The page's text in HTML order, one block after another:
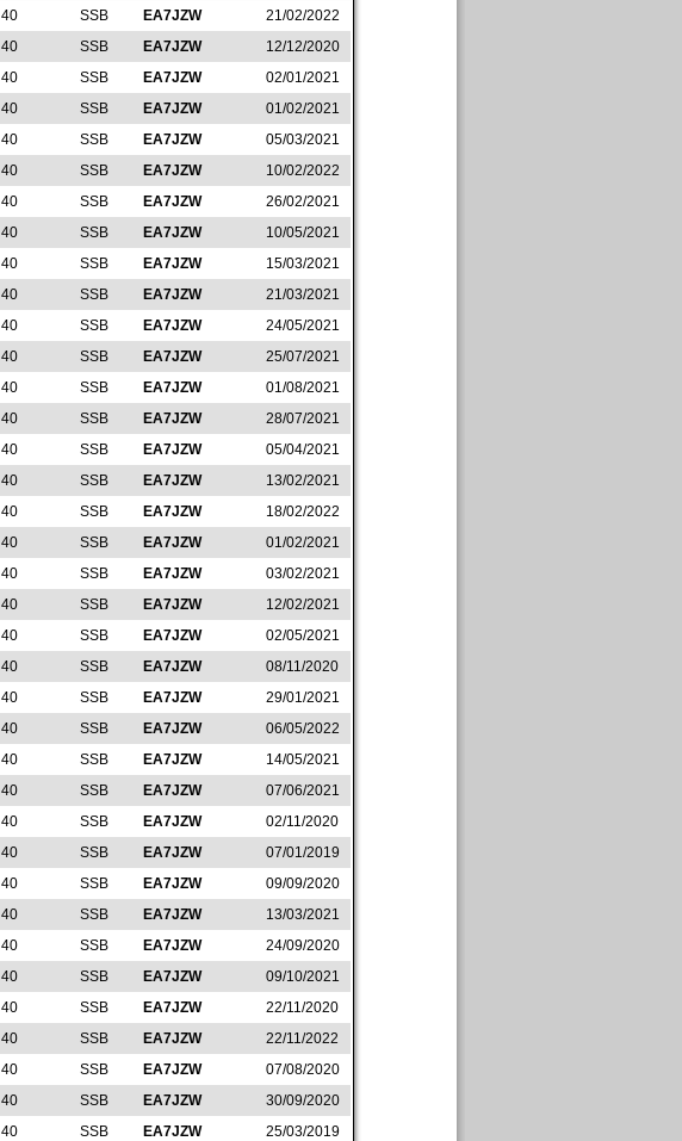
40 SSB EA7JZW
21/02/2022
40 SSB EA7JZW
12/12/2020
40 SSB EA7JZW
02/01/2021
40 SSB EA7JZW
01/02/2021
40 SSB EA7JZW
05/03/2021
40 SSB EA7JZW
10/02/2022
40 SSB EA7JZW
26/02/2021
40 SSB EA7JZW
10/05/2021
40 SSB EA7JZW
15/03/2021
40 SSB EA7JZW
21/03/2021
40 SSB EA7JZW
24/05/2021
40 SSB EA7JZW
25/07/2021
40 SSB EA7JZW
01/08/2021
40 SSB EA7JZW
28/07/2021
40 SSB EA7JZW
05/04/2021
40 SSB EA7JZW
13/02/2021
40 SSB EA7JZW
18/02/2022
40 SSB EA7JZW
01/02/2021
40 SSB EA7JZW
03/02/2021
40 SSB EA7JZW
12/02/2021
40 SSB EA7JZW
02/05/2021
40 SSB EA7JZW
08/11/2020
40 SSB EA7JZW
29/01/2021
40 SSB EA7JZW
06/05/2022
40 SSB EA7JZW
14/05/2021
40 SSB EA7JZW
07/06/2021
40 SSB EA7JZW
02/11/2020
40 SSB EA7JZW
07/01/2019
40 SSB EA7JZW
09/09/2020
40 SSB EA7JZW
13/03/2021
40 SSB EA7JZW
24/09/2020
40 SSB EA7JZW
09/10/2021
40 SSB EA7JZW
22/11/2020
40 SSB EA7JZW
22/11/2022
40 SSB EA7JZW
07/08/2020
40 SSB EA7JZW
30/09/2020
40 SSB EA7JZW
25/03/2019